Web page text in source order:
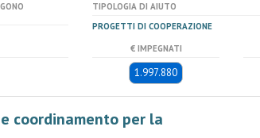
TIPOLOGIA DI AIUTO
PROGETTI DI COOPERAZIONE
€ IMPEGNATI
1.997.880
coordinamento per la